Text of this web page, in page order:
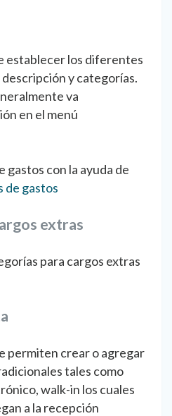
establecer los diferentes
y categorías.
va
en el menú
gastos con la ayuda de
de gastos
extras
para cargos extras
permiten crear o agregar
tales como
walk-in los cuales
a la recepción